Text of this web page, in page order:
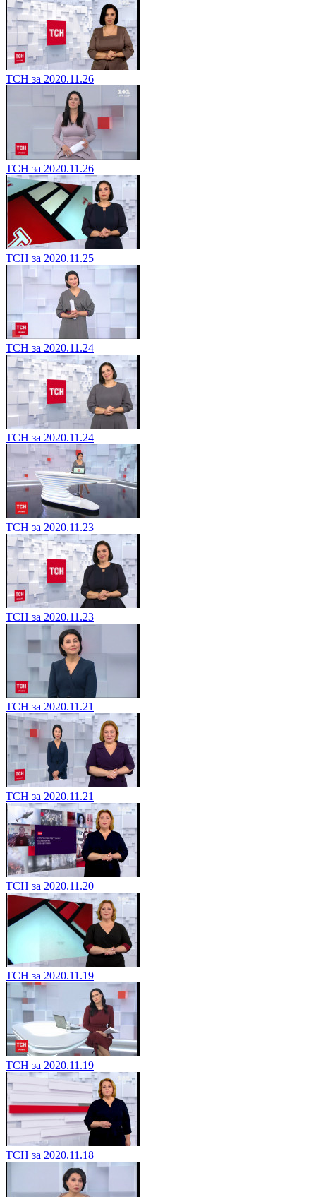
ТСН за 2020.11.26
ТСН за 2020.11.26
ТСН за 2020.11.25
ТСН за 2020.11.24
ТСН за 2020.11.24
ТСН за 2020.11.23
ТСН за 2020.11.23
ТСН за 2020.11.21
ТСН за 2020.11.21
ТСН за 2020.11.20
ТСН за 2020.11.19
ТСН за 2020.11.19
ТСН за 2020.11.18